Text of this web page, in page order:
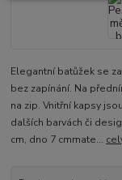
Elegantní batůžek se
bez zapínání. Na
na zip. Vnitřní kapsy
dalších barvách či
cm, dno 7 cmmate...